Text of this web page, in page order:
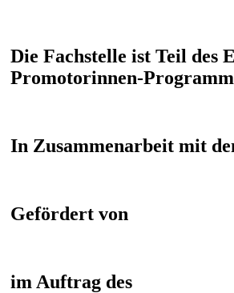
Die Fachstelle ist Teil des
Promotorinnen-
In Zusammenarbeit mit
Gefördert von
im Auftrag des